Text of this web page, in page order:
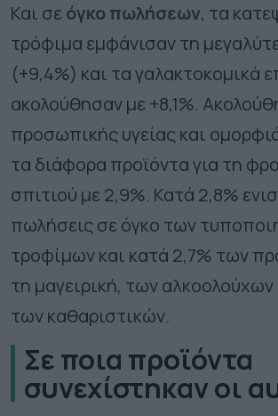
Και σεόγκο πωλήσεων, τα
τρόφιμα εμφάνισαν τη
(+9,4%) και τα γαλακτοκομικά
ακολούθησαν με +8,1%.
προσωπικής υγείας και
τα διάφορα προϊόντα για τη
σπιτιού με 2,9%. Κατά 2,8%
πωλήσεις σε όγκο των
τροφίμων και κατά 2,7% των
τη μαγειρική, των
των καθαριστικών.
Σε ποια προϊόντα
συνεχίστηκαν οι